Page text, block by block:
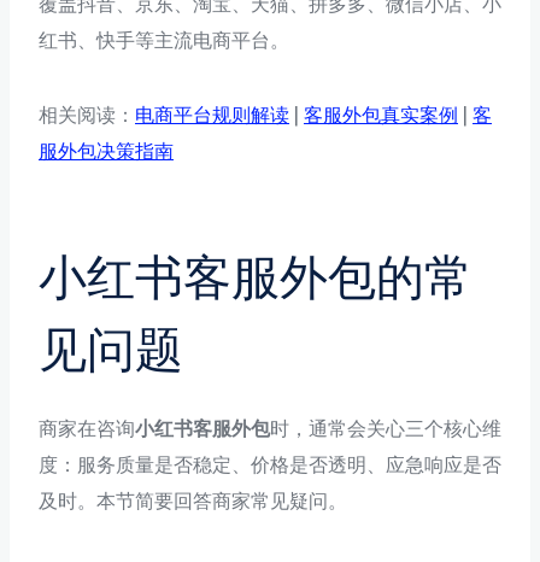
红书、快手等主流电商平台。
相关阅读： 电商平台规则解读 客服外包真实案例
客
服外包决策指南
小红书客服外包的常
见问题
商家在咨询小红书客服外包时，通常会关心三个核心维
度：服务质量是否稳定、价格是否透明、应急响应是否
及时。本节简要回答商家常见疑问。